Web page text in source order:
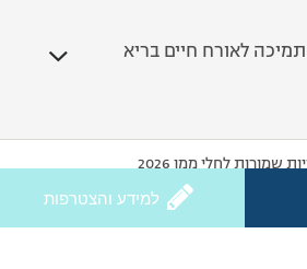
לאורח חיים בריא
שמורות לחלי ממן 2026
למידע והצטרפות